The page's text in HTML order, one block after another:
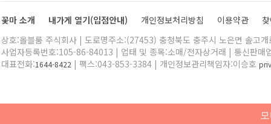
꽃마 소개 내가게 열기(입점안내) 개인정보처리방침 이용약관
상호:올블룸 주식회사 | 도로명주소:(27453) 충청북도 충주시 노은면 솔고
사업자등록번호:105-86-84013 | 업태 및 종목:소매/전자상거래 | 통신판매
대표전화:1644-8422 | 팩스:043-853-3384 | 개인정보관리책임자:이승호